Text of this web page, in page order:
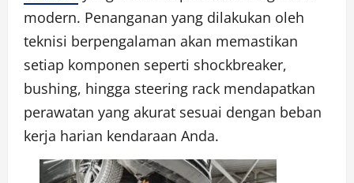
modern. Penanganan yang dilakukan oleh
teknisi berpengalaman akan memastikan
setiap komponen seperti shockbreaker,
bushing, hingga steering rack mendapatkan
perawatan yang akurat sesuai dengan beban
kerja harian kendaraan Anda.